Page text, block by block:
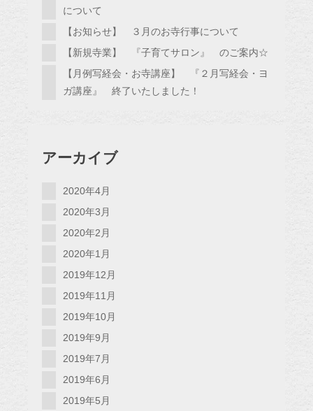
について
【お知らせ】 ３月のお寺行事について
【新規寺業】 『子育てサロン』 のご案内☆
【月例写経会・お寺講座】 『２月写経会・ヨ
ガ講座』 終了いたしました！
アーカイブ
2020年4月
2020年3月
2020年2月
2020年1月
2019年12月
2019年11月
2019年10月
2019年9月
2019年7月
2019年6月
2019年5月